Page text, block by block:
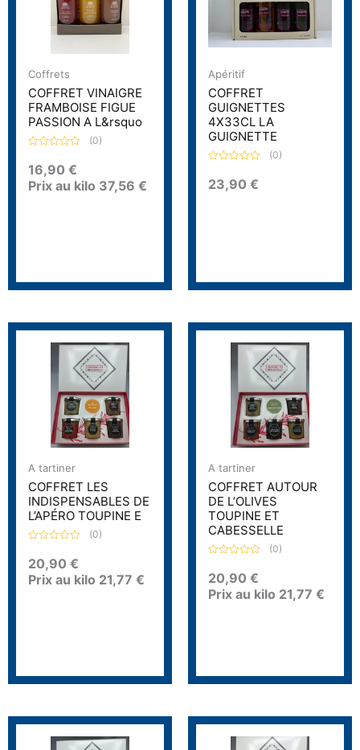
Coffrets
COFFRET VINAIGRE
FRAMBOISE FIGUE
PASSION A L&rsquo
o
e
0
(0)
16,90 €
Prix au kilo 37,56 €
Apéritif
COFFRET
GUIGNETTES
4X33CL LA
GUIGNETTE
o
t
(0)
23,90 €
A tartiner
COFFRET LES
INDISPENSABLES DE
L’APÉRO TOUPINE E
o
t
e
0
(0)
20,90 €
Prix au kilo 21,77 €
A tartiner
COFFRET AUTOUR
DE L’OLIVES
TOUPINE ET
CABESSELLE
o
t
e
0
(0)
20,90 €
Prix au kilo 21,77 €